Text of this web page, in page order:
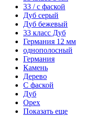
33 / с фаской
Дуб серый
Дуб бежевый
33 класс Дуб
Германия 12 мм
однополосный
Германия
Камень
Дерево
С фаской
Дуб
Орех
Показать еще